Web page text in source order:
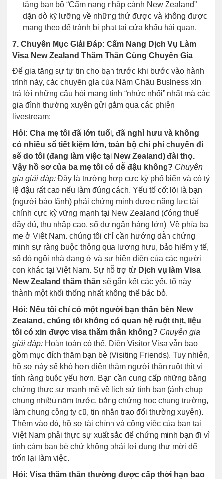
tặng bạn bộ “Cẩm nang nhập cảnh New Zealand”
dặn dò kỹ lưỡng về những thứ được và không được
mang theo để tránh bị phạt tại cửa khẩu hải quan.
7. Chuyên Mục Giải Đáp: Cẩm Nang Dịch Vụ Làm
Visa New Zealand Thăm Thân Cùng Chuyên Gia
Để gia tăng sự tự tin cho bạn trước khi bước vào hành
trình này, các chuyên gia của Năm Châu Business xin
trả lời những câu hỏi mang tính “nhức nhối” nhất mà các
gia đình thường xuyên gửi gắm qua các phiên
livestream:
Hỏi: Cha mẹ tôi đã lớn tuổi, đã nghỉ hưu và không
có nhiều sổ tiết kiệm lớn, toàn bộ chi phí chuyến đi
sẽ do tôi (đang làm việc tại New Zealand) đài thọ.
Vậy hồ sơ của ba mẹ tôi có dễ đậu không? Chuyên
gia giải đáp: Đây là trường hợp cực kỳ phổ biến và có tỷ
lệ đậu rất cao nếu làm đúng cách. Yếu tố cốt lõi là bạn
(người bảo lãnh) phải chứng minh được năng lực tài
chính cực kỳ vững mạnh tại New Zealand (đóng thuế
đầy đủ, thu nhập cao, số dư ngân hàng lớn). Về phía ba
mẹ ở Việt Nam, chúng tôi chỉ cần hướng dẫn chứng
minh sự ràng buộc thông qua lương hưu, bảo hiểm y tế,
sổ đỏ ngôi nhà đang ở và sự hiện diện của các người
con khác tại Việt Nam. Sự hỗ trợ từ Dịch vụ làm Visa
New Zealand thăm thân sẽ gắn kết các yếu tố này
thành một khối thống nhất không thể bác bỏ.
Hỏi: Nếu tôi chỉ có một người bạn thân bên New
Zealand, chúng tôi không có quan hệ ruột thịt, liệu
tôi có xin được visa thăm thân không? Chuyên gia
giải đáp: Hoàn toàn có thể. Diện Visitor Visa vẫn bao
gồm mục đích thăm bạn bè (Visiting Friends). Tuy nhiên,
hồ sơ này sẽ khó hơn diện thăm người thân ruột thịt vì
tính ràng buộc yếu hơn. Bạn cần cung cấp những bằng
chứng thực sự mạnh mẽ về lịch sử tình bạn (ảnh chụp
chung nhiều năm trước, bằng chứng học chung trường,
làm chung công ty cũ, tin nhắn trao đổi thường xuyên).
Thêm vào đó, hồ sơ tài chính và công việc của bạn tại
Việt Nam phải thực sự xuất sắc để chứng minh bạn đi vì
tình cảm bạn bè chứ không phải lợi dụng thư mời để
trốn lại làm việc.
Hỏi: Visa thăm thân thường được cấp thời hạn bao